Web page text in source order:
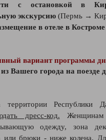
с остановкой в
экскурсию (Пермь →
в отеле в Костроме
вариант программы
Вашего города на поезде
Республики
дресс-код. Женщинам
одежду, зона
или брюки - ниже колена.